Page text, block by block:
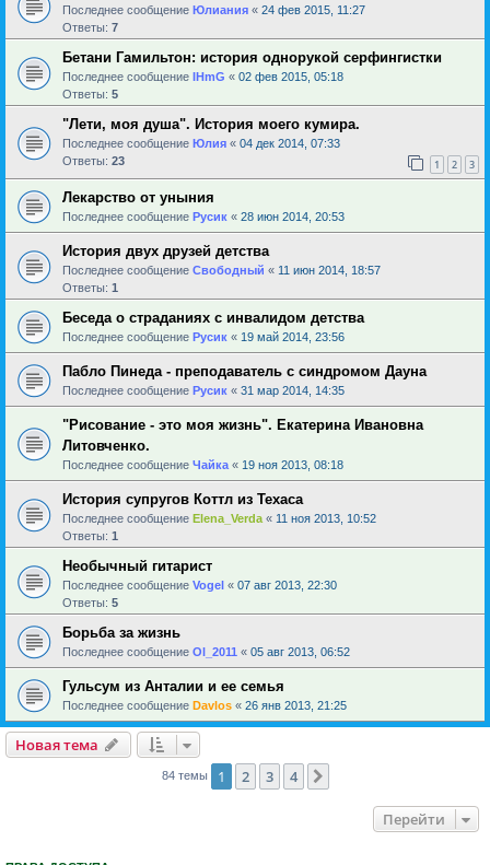
Последнее сообщение Юлиания « 24 фев 2015, 11:27
Ответы: 7
Бетани Гамильтон: история однорукой серфингистки
Последнее сообщение IHmG « 02 фев 2015, 05:18
Ответы: 5
"Лети, моя душа". История моего кумира.
Последнее сообщение Юлия « 04 дек 2014, 07:33
Ответы: 23 1 2 3
Лекарство от уныния
Последнее сообщение Русик « 28 июн 2014, 20:53
История двух друзей детства
Последнее сообщение Свободный « 11 июн 2014, 18:57
Ответы: 1
Беседа о страданиях с инвалидом детства
Последнее сообщение Русик « 19 май 2014, 23:56
Пабло Пинеда - преподаватель с синдромом Дауна
Последнее сообщение Русик « 31 мар 2014, 14:35
"Рисование - это моя жизнь". Екатерина Ивановна
Литовченко.
Последнее сообщение Чайка « 19 ноя 2013, 08:18
История супругов Коттл из Техаса
Последнее сообщение Elena_Verda « 11 ноя 2013, 10:52
Ответы: 1
Необычный гитарист
Последнее сообщение Vogel « 07 авг 2013, 22:30
Ответы: 5
Борьба за жизнь
Последнее сообщение Ol_2011 « 05 авг 2013, 06:52
Гульсум из Анталии и ее семья
Последнее сообщение Davlos « 26 янв 2013, 21:25
Новая тема
84 темы 1 2 3 4
Перейти